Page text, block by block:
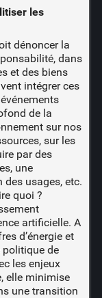
les
dénoncer la
dans
et des biens
intégrer ces
de la
sur nos
sur les
par des
une
usages, etc.
quoi ?
artificielle. A
d’énergie et
politique de
les enjeux
elle minimise
une transition